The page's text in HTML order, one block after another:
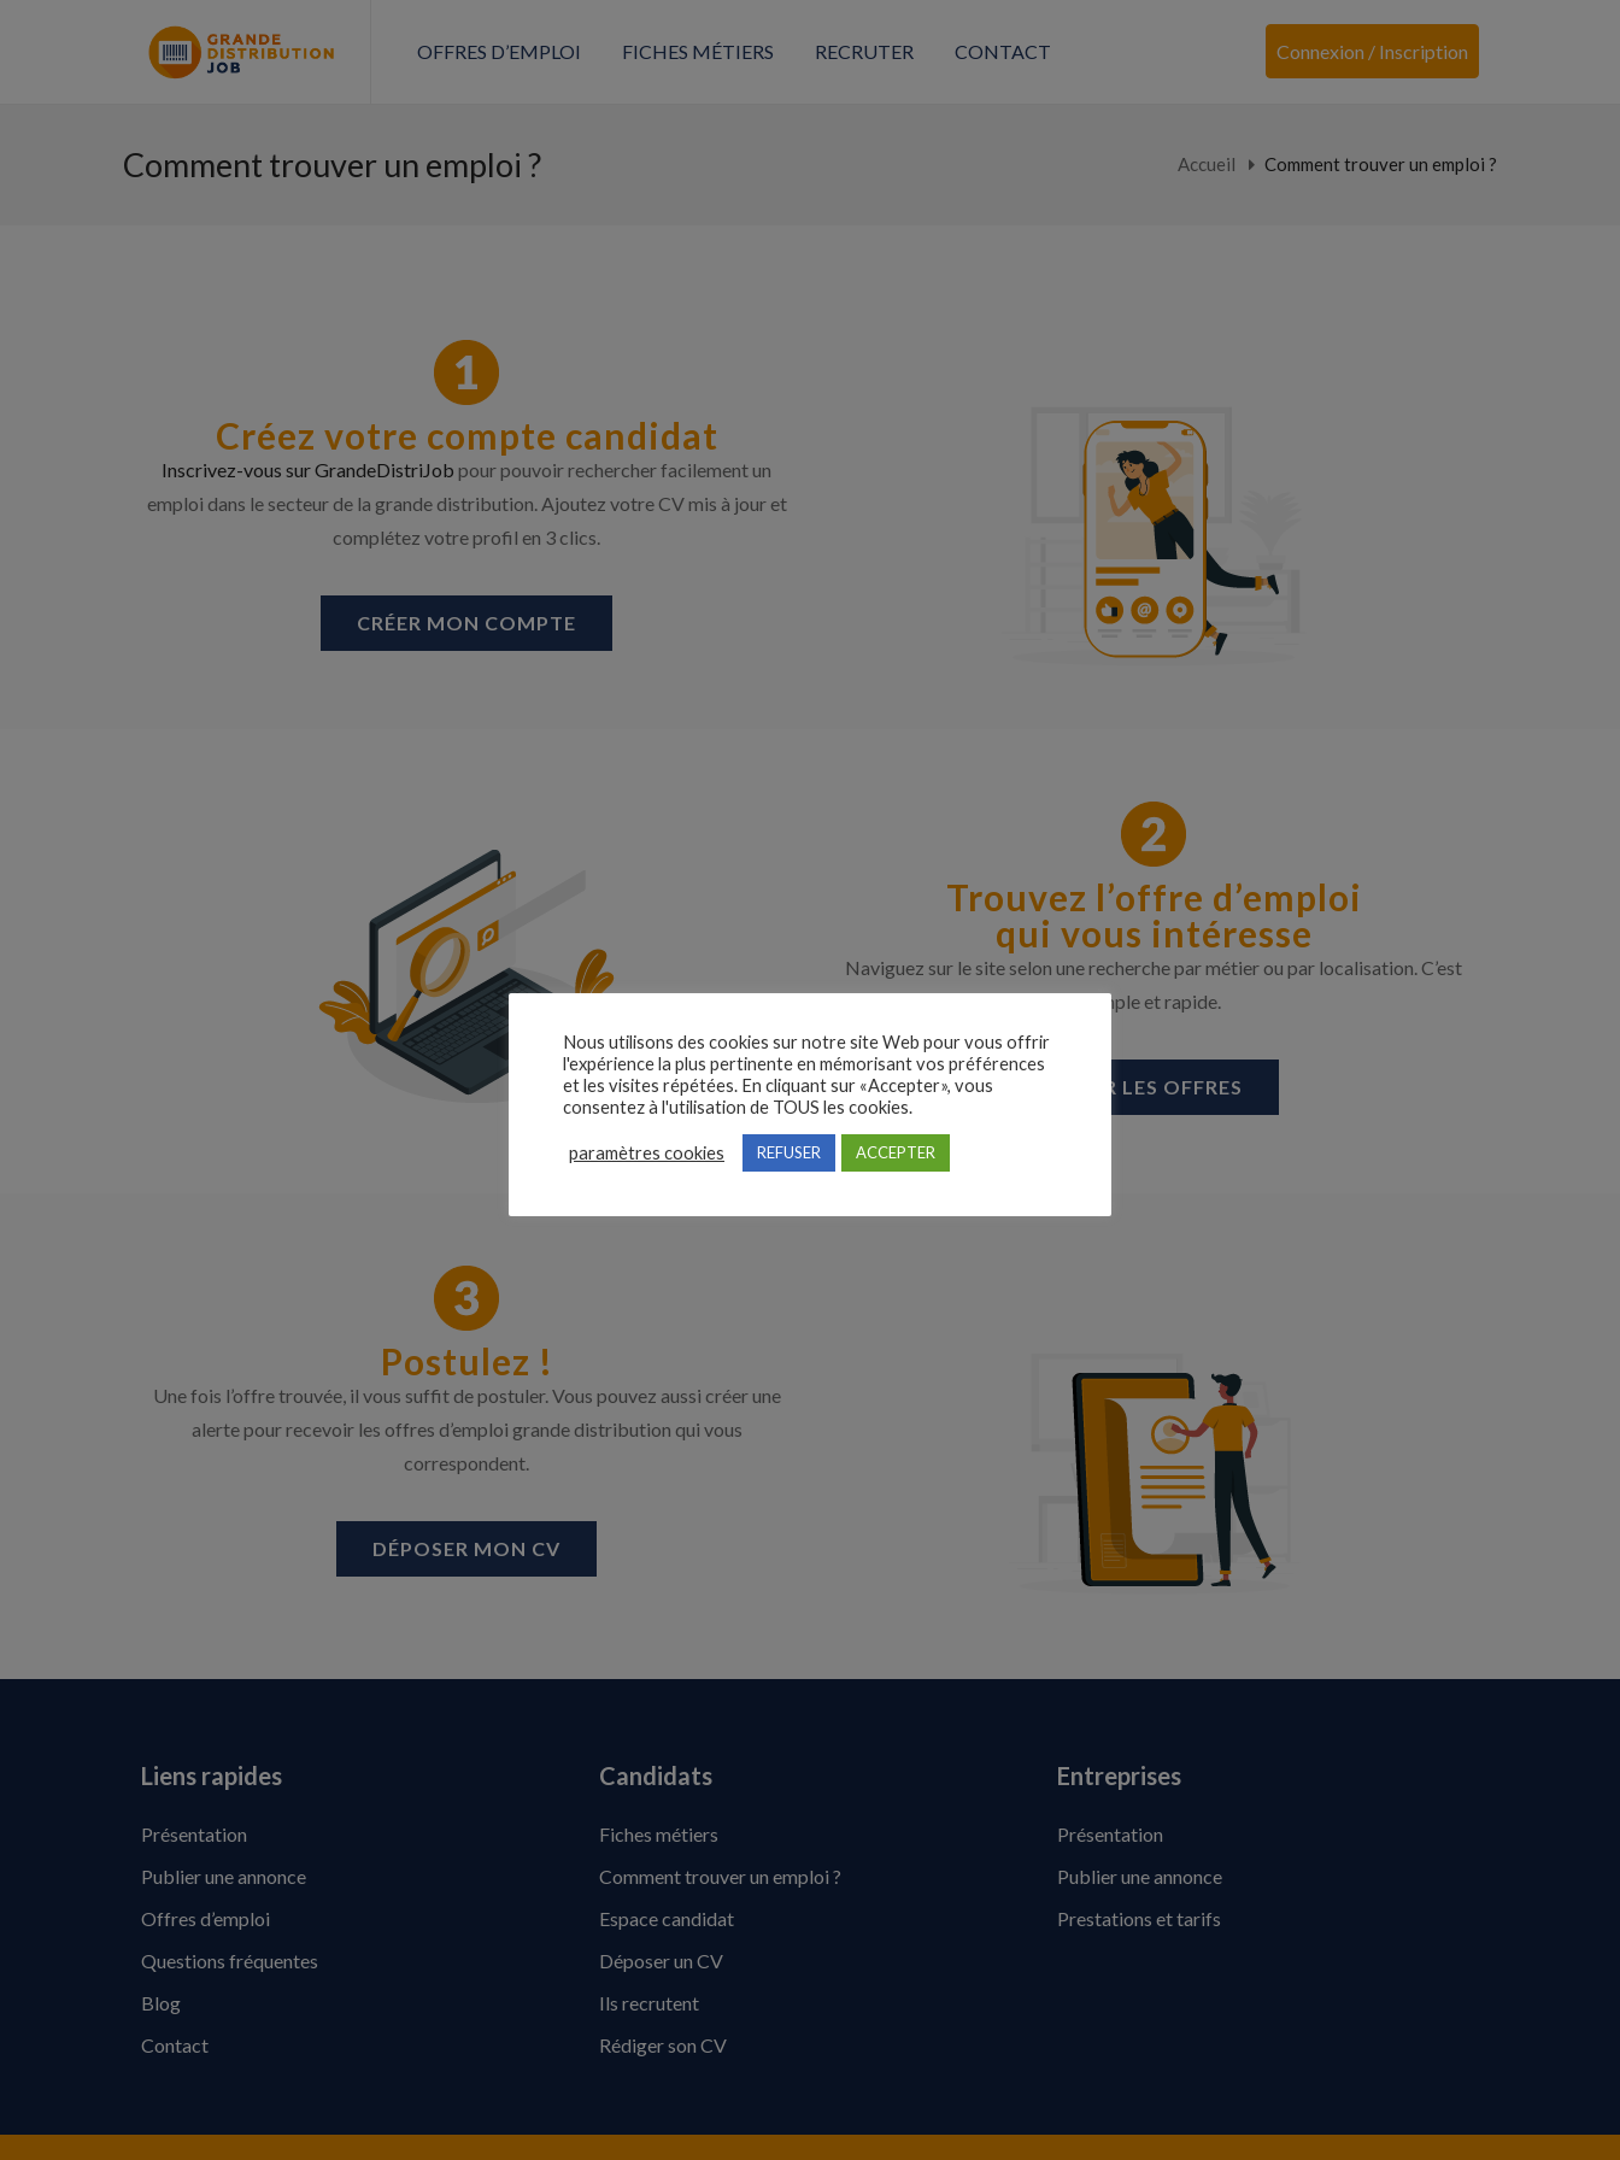
OFFRES D’EMPLOI FICHES MÉTIERS RECRUTER CONTACT Connexion / Inscription
Comment trouver un emploi ? Accueil Comment trouver un emploi ?
Créez votre compte candidat
Inscrivez-vous sur GrandeDistriJob pour pouvoir rechercher facilement un
emploi dans le secteur de la grande distribution. Ajoutez votre CV mis à jour et
complétez votre profil en 3 clics.
CRÉER MON COMPTE
Trouvez l’offre d’emploi
qui vous intéresse
Naviguez sur le site selon une recherche par métier ou par localisation. C’est
simple et rapide.
VOIR LES OFFRES
Postulez !
Une fois l’offre trouvée, il vous suffit de postuler. Vous pouvez aussi créer une
alerte pour recevoir les offres d’emploi grande distribution qui vous
correspondent.
DÉPOSER MON CV
Liens rapides
Présentation
Publier une annonce
Offres d’emploi
Questions fréquentes
Blog
Contact
Candidats
Fiches métiers
Comment trouver un emploi ?
Espace candidat
Déposer un CV
Ils recrutent
Rédiger son CV
Entreprises
Présentation
Publier une annonce
Prestations et tarifs
Nous utilisons des cookies sur notre site Web pour vous offrir
l'expérience la plus pertinente en mémorisant vos préférences
et les visites répétées. En cliquant sur «Accepter», vous
consentez à l'utilisation de TOUS les cookies.
paramètres cookies REFUSER ACCEPTER